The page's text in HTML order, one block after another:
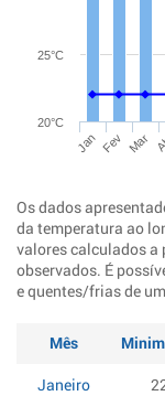
Jan Fev Mar
20°C
25°C
Os dados
da temperatura ao
valores calculados a
observados. É
e quentes/frias de
Mês
Janeiro